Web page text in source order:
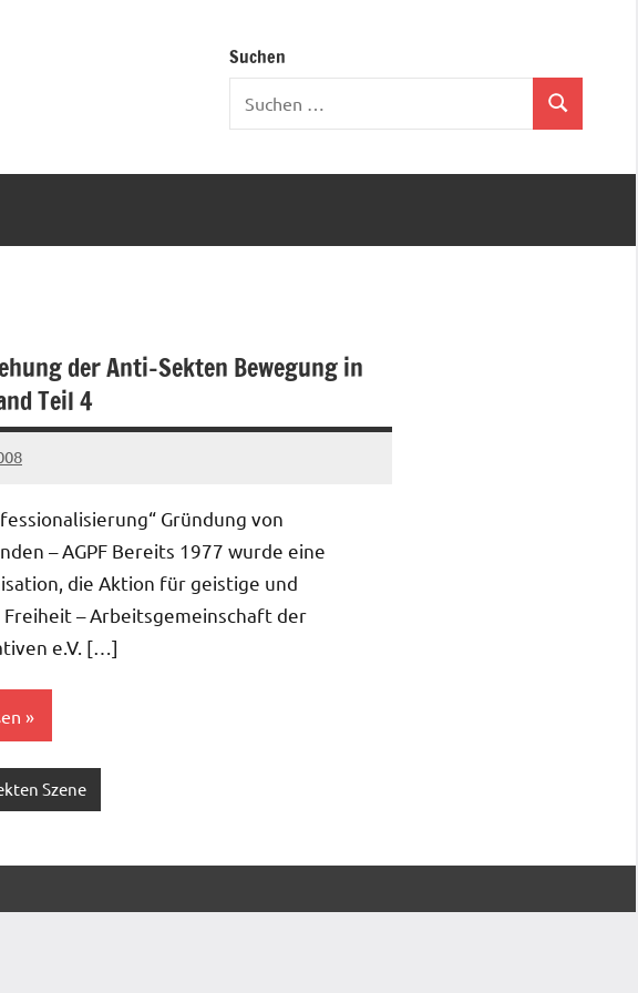
Suchen
Suchen
nach:
Suchen
der Anti-Sekten Bewegung in
Teil 4
Gründung von
– AGPF Bereits 1977 wurde eine
die Aktion für geistige und
Freiheit – Arbeitsgemein­schaft der
e.V. […]
Szene